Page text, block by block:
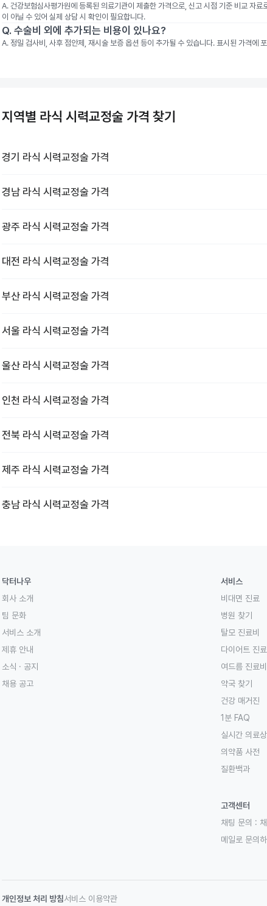
A. 건강보험심사평가원에 등록된 의료기관이 제출한 가격으로, 신고 시점 기준 비교 자
이 아닐 수 있어 실제 상담 시 확인이 필요합니다.
Q. 수술비 외에 추가되는 비용이 있나요?
A. 정밀 검사비, 사후 점안제, 재시술 보증 옵션 등이 추가될 수 있습니다. 표시된 가격에
지역별 라식 시력교정술 가격 찾기
경기 라식 시력교정술 가격
경남 라식 시력교정술 가격
광주 라식 시력교정술 가격
대전 라식 시력교정술 가격
부산 라식 시력교정술 가격
서울 라식 시력교정술 가격
울산 라식 시력교정술 가격
인천 라식 시력교정술 가격
전북 라식 시력교정술 가격
제주 라식 시력교정술 가격
충남 라식 시력교정술 가격
닥터나우
회사 소개
팀 문화
서비스 소개
제휴 안내
소식 · 공지
채용 공고
서비스
비대면 진료
병원 찾기
탈모 진료비
다이어트 진료
여드름 진료비
약국 찾기
건강 매거진
1분 FAQ
실시간 의료
의약품 사전
질환백과
고객센터
채팅 문의 :
메일로 문의하
개인정보 처리 방침서비스 이용약관